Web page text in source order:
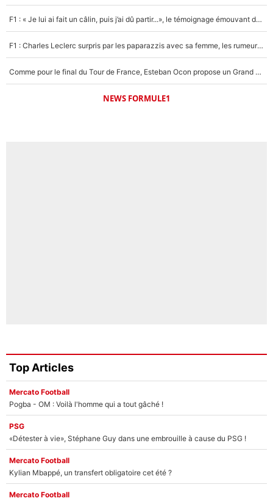
F1 : « Je lui ai fait un câlin, puis j’ai dû partir...», le témoignage émouvant de Max Verstappen sur sa fille
F1 : Charles Leclerc surpris par les paparazzis avec sa femme, les rumeurs étaient vraies !
Comme pour le final du Tour de France, Esteban Ocon propose un Grand Prix de Formule 1 à Paris : «Autour de l’Arc de Triomphe, ce serait génial» !
NEWS FORMULE1
Top Articles
Mercato Football
Pogba - OM : Voilà l'homme qui a tout gâché !
PSG
«Détester à vie», Stéphane Guy dans une embrouille à cause du PSG !
Mercato Football
Kylian Mbappé, un transfert obligatoire cet été ?
Mercato Football